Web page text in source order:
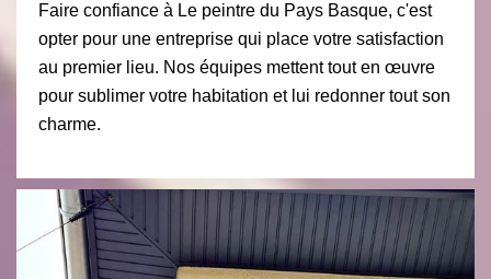
Faire confiance à Le peintre du Pays Basque, c'est
opter pour une entreprise qui place votre satisfaction
au premier lieu. Nos équipes mettent tout en œuvre
pour sublimer votre habitation et lui redonner tout son
charme.